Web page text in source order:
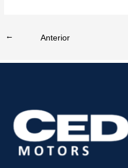
← Entrada anterior